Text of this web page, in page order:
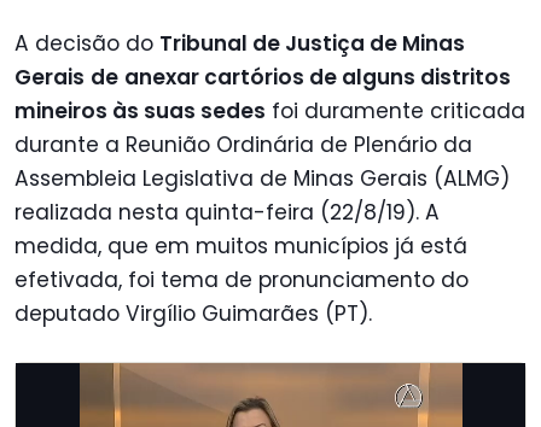
A decisão do Tribunal de Justiça de Minas
Gerais de anexar cartórios de alguns distritos
mineiros às suas sedes foi duramente criticada
durante a Reunião Ordinária de Plenário da
Assembleia Legislativa de Minas Gerais (ALMG)
realizada nesta quinta-feira (22/8/19). A
medida, que em muitos municípios já está
efetivada, foi tema de pronunciamento do
deputado Virgílio Guimarães (PT).